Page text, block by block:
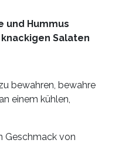
und Hummus
Salaten
bewahren, bewahre
an einem kühlen,
Geschmack von